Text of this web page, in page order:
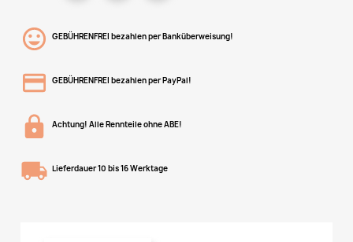
GEBÜHRENFREI bezahlen per Banküberweisung!
GEBÜHRENFREI bezahlen per PayPal!
Achtung! Alle Rennteile ohne ABE!
Lieferdauer 10 bis 16 Werktage